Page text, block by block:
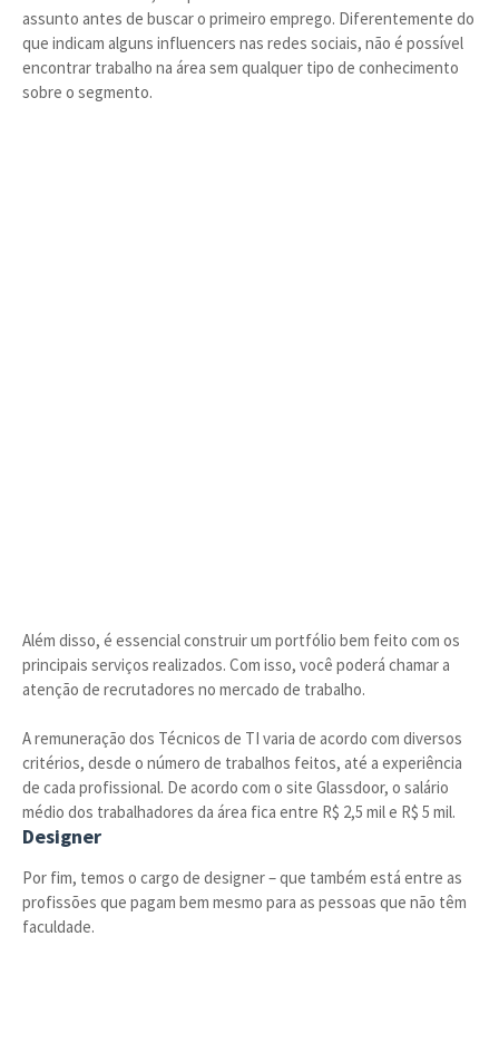
assunto antes de buscar o primeiro emprego. Diferentemente do
que indicam alguns influencers nas redes sociais, não é possível
encontrar trabalho na área sem qualquer tipo de conhecimento
sobre o segmento.
Além disso, é essencial construir um portfólio bem feito com os
principais serviços realizados. Com isso, você poderá chamar a
atenção de recrutadores no mercado de trabalho.
A remuneração dos Técnicos de TI varia de acordo com diversos
critérios, desde o número de trabalhos feitos, até a experiência
de cada profissional. De acordo com o site Glassdoor, o salário
médio dos trabalhadores da área fica entre R$ 2,5 mil e R$ 5 mil.
Designer
Por fim, temos o cargo de designer – que também está entre as
profissões que pagam bem mesmo para as pessoas que não têm
faculdade.